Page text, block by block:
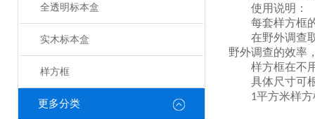
全透明标本盒
实木标本盒
样方框
更多分类
使用说明 ：
每套样方框
在野外调查
野外调查的效率
样方框在不
具体尺寸可
1平方米样